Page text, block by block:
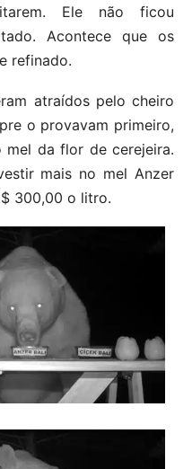
Ele não ficou
Acontece que os
refinado.
atraídos pelo cheiro
o provavam primeiro,
mel da flor de cerejeira.
mais no mel Anzer
300,00 o litro.